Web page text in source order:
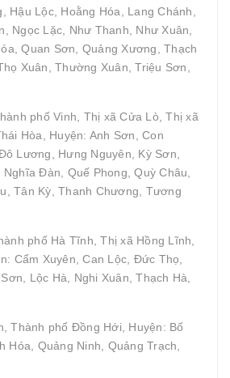
Hậu Lộc, Hoằng Hóa, Lang Chánh,
Ngọc Lặc, Như Thanh, Như Xuân,
Quan Sơn, Quảng Xương, Thạch
Xuân, Thường Xuân, Triệu Sơn,
phố Vinh, Thị xã Cửa Lò, Thị xã
Hòa, Huyện: Anh Sơn, Con
Lương, Hưng Nguyên, Kỳ Sơn,
Đàn, Quế Phong, Quỳ Châu,
Tân Kỳ, Thanh Chương, Tương
phố Hà Tĩnh, Thị xã Hồng Lĩnh,
Cẩm Xuyên, Can Lộc, Đức Thọ,
Lộc Hà, Nghi Xuân, Thạch Hà,
Thành phố Đồng Hới, Huyện: Bố
Hóa, Quảng Ninh, Quảng Trạch,